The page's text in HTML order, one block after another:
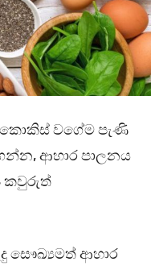
කොකිස් වගේම පැණි
ආහාර පාලනය
කවුරුත්
සෞඛ්‍යමත් ආහාර